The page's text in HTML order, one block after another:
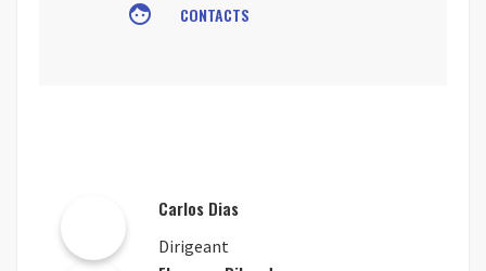
face CONTACTS
Carlos Dias
Dirigeant